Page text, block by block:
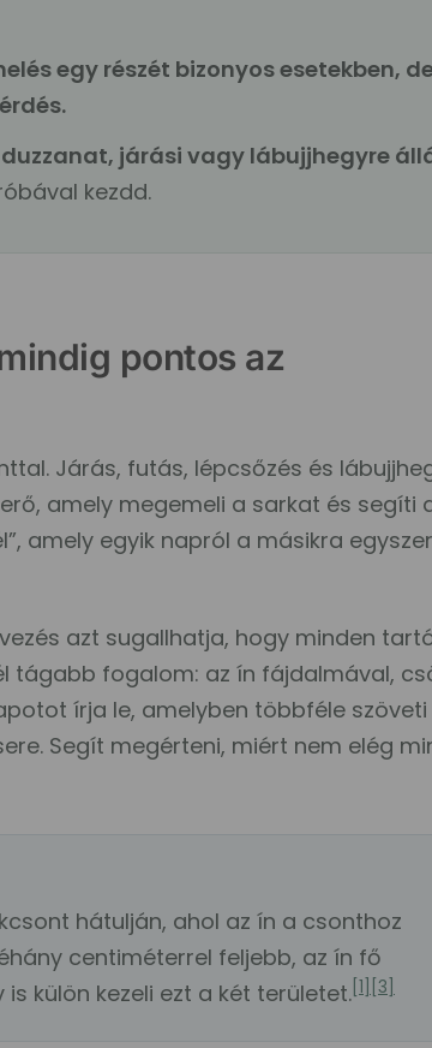
egy részét bizonyos esetekben,
járási vagy lábujjhegyre
kezdd.
pontos az
Járás, futás, lépcsőzés és
amely megemeli a sarkat és segíti
amely egyik napról a másikra
azt sugallhatja, hogy minden
tágabb fogalom: az ín fájdalmával,
írja le, amelyben többféle szöveti
Segít megérteni, miért nem elég
hátulján, ahol az ín a csonthoz
centiméterrel feljebb, az ín fő
külön kezeli ezt a két területet. [1] [3]